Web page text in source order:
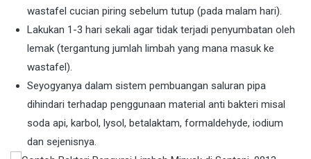
wastafel cucian piring sebelum tutup (pada malam hari).
Lakukan 1-3 hari sekali agar tidak terjadi penyumbatan oleh
lemak (tergantung jumlah limbah yang mana masuk ke
wastafel).
Seyogyanya dalam sistem pembuangan saluran pipa
dihindari terhadap penggunaan material anti bakteri misal
soda api, karbol, lysol, betalaktam, formaldehyde, iodium
dan sejenisnya.